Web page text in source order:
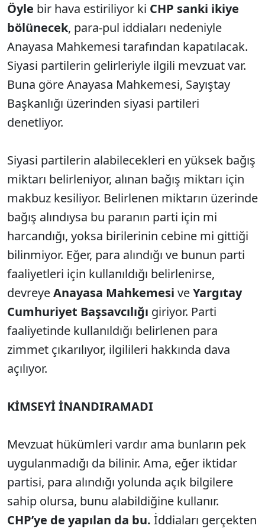
Öyle bir hava estiriliyor ki CHP sanki ikiye
bölünecek, para-pul iddiaları nedeniyle
Anayasa Mahkemesi tarafından kapatılacak.
Siyasi partilerin gelirleriyle ilgili mevzuat var.
Buna göre Anayasa Mahkemesi, Sayıştay
Başkanlığı üzerinden siyasi partileri
denetliyor.
Siyasi partilerin alabilecekleri en yüksek bağış
miktarı belirleniyor, alınan bağış miktarı için
makbuz kesiliyor. Belirlenen miktarın üzerinde
bağış alındıysa bu paranın parti için mi
harcandığı, yoksa birilerinin cebine mi gittiği
bilinmiyor. Eğer, para alındığı ve bunun parti
faaliyetleri için kullanıldığı belirlenirse,
devreyeAnayasa Mahkemesi veYargıtay
Cumhuriyet Başsavcılığı giriyor. Parti
faaliyetinde kullanıldığı belirlenen para
zimmet çıkarılıyor, ilgilileri hakkında dava
açılıyor.
KİMSEYİ İNANDIRAMADI
Mevzuat hükümleri vardır ama bunların pek
uygulanmadığı da bilinir. Ama, eğer iktidar
partisi, para alındığı yolunda açık bilgilere
sahip olursa, bunu alabildiğine kullanır.
CHP’ye de yapılan da bu. İddiaları gerçekten